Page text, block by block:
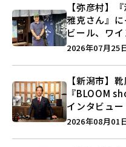
【弥彦村】
雅克さん』
ビール、ワ
史”に迫る♪
2026年07月25
【新潟市】
『BLOOM
インタビュ
つくる装いの
2026年08月01